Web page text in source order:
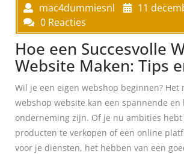
mac4dummiesnl
11
0 Reacties
Hoe een Succesvolle
Website Maken: Tips
Wil je een eigen webshop beginnen? Het
webshop website kan een spannende en
onderneming zijn. Of je nu ambities hebt
producten te verkopen of een online
voor je diensten, het hebben van een